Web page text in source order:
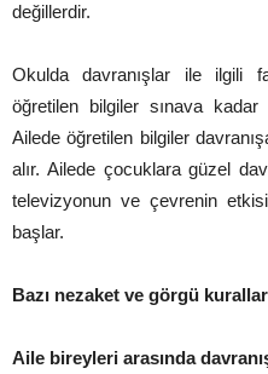
değillerdir.
Okulda davranışlar ile ilgili
öğretilen bilgiler sınava
Ailede öğretilen bilgiler
alır. Ailede çocuklara güzel
televizyonun ve çevrenin
başlar.
Bazı nezaket ve görgü
Aile bireyleri arasında